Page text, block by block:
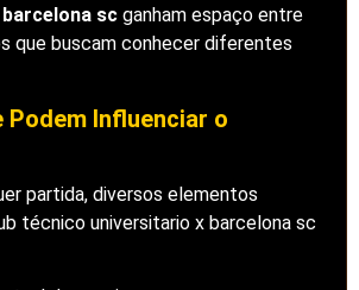
sc ganham espaço entre
que buscam conhecer diferentes
Podem Influenciar o
partida, diversos elementos
técnico universitario x barcelona sc